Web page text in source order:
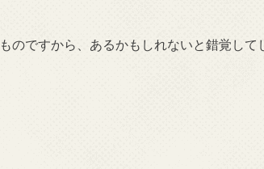
ですから、あるかもしれないと錯覚してし